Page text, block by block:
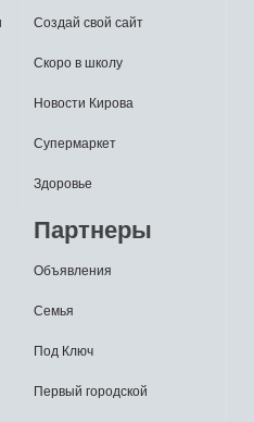
Создай свой сайт
Скоро в школу
Новости Кирова
Супермаркет
Здоровье
Партнеры
Объявления
Семья
Под Ключ
Первый городской